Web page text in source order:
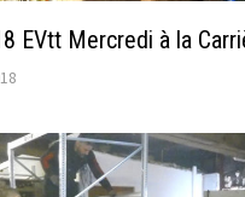
EVtt Mercredi à la